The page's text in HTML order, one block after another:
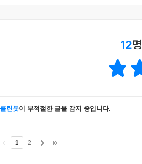
12
클린봇이 부적절한 글을 감지 중입니다.
1 2